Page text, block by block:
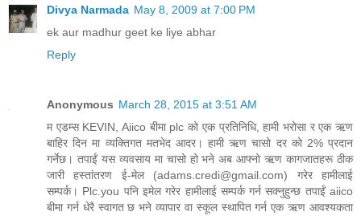
Divya Narmada May 8, 2009 at 7:00 PM
ek aur madhur geet ke liye abhar
Reply
Anonymous March 28, 2015 at 3:51 AM
म एडम्स KEVIN, Aiico बीमा plc को एक प्रतिनिधि, हामी भरोसा र एक ऋण
बाहिर दिन मा व्यक्तिगत मतभेद आदर। हामी ऋण चासो दर को 2% प्रदान
गर्नेछ। तपाईं यस व्यवसाय मा चासो हो भने अब आफ्नो ऋण कागजातहरू ठीक
जारी हस्तांतरण ई-मेल (adams.credi@gmail.com) गरेर हामीलाई
सम्पर्क। Plc.you पनि इमेल गरेर हामीलाई सम्पर्क गर्न सक्नुहुन्छ तपाईं aiico
बीमा गर्न धेरै स्वागत छ भने व्यापार वा स्कूल स्थापित गर्न एक ऋण आवश्यकता